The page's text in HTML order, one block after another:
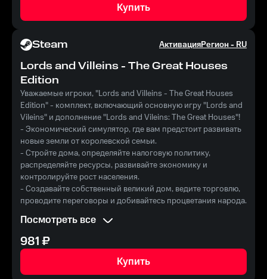
Купить
Steam АктивацияРегион -RU
Lords and Villeins - The Great Houses
Edition
Уважаемые игроки, "Lords and Villeins - The Great Houses
Edition" - комплект, включающий основную игру "Lords and
Vileins" и дополнение "Lords and Vileins: The Great Houses"!
- Экономический симулятор, где вам предстоит развивать
новые земли от королевской семьи.
- Стройте дома, определяйте налоговую политику,
распределяйте ресурсы, развивайте экономику и
контролируйте рост населения.
- Создавайте собственный великий дом, ведите торговлю,
проводите переговоры и добивайтесь процветания народа.
- Выбирайте свои стратегии развития - от коммунизма до
свободной рыночной экономики.
* Игра с историческими темами, не претендующая на
историческую точность.
Покорите новые земли и управляйте своим великим домом
с "Lords and Villeins - The Great Houses Edition" на Rushbe.ru!
Посмотреть все
981₽
Купить